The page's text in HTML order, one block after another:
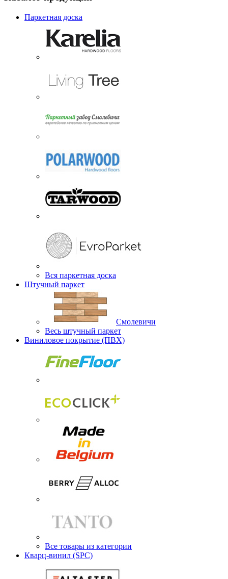
Паркетная доска
Вся паркетная доска
Штучный паркет
Смолевичи
Весь штучный паркет
Виниловое покрытие (ПВХ)
Все товары из категории
Кварц-винил (SPC)